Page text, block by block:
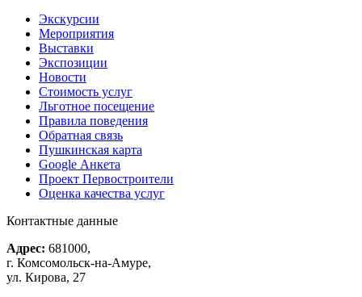
Экскурсии
Мероприятия
Выставки
Экспозиции
Новости
Стоимость услуг
Льготное посещение
Правила поведения
Обратная связь
Пушкинская карта
Google Анкета
Проект Первостроители
Оценка качества услуг
Контактные данные
Адрес: 681000,
г. Комсомольск-на-Амуре,
ул. Кирова, 27